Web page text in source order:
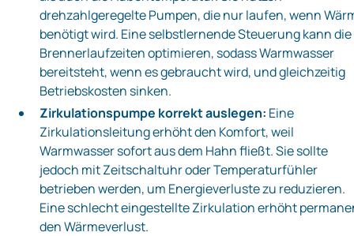
drehzahlgeregelte Pumpen, die nur laufen, wenn
benötigt wird. Eine selbstlernende Steuerung kann die
Brennerlaufzeiten optimieren, sodass Warmwasser
bereitsteht, wenn es gebraucht wird, und gleichzeitig
Betriebskosten sinken.
Zirkulationspumpe korrekt auslegen: Eine
Zirkulationsleitung erhöht den Komfort, weil
Warmwasser sofort aus dem Hahn fließt. Sie sollte
jedoch mit Zeitschaltuhr oder Temperaturfühler
betrieben werden, um Energieverluste zu reduzieren.
Eine schlecht eingestellte Zirkulation erhöht
den Wärmeverlust.